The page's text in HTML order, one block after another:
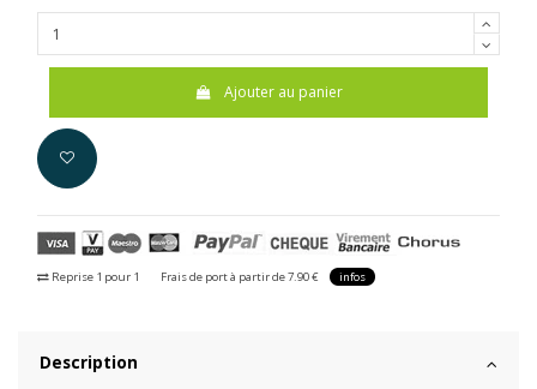
Ajouter au panier
Reprise 1 pour 1 Frais de port à partir de 7.90 € infos
Description